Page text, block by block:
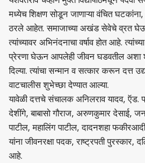
मध्येच शिक्षण सोडून जाणाऱ्या वंचित घटकांना,
ठरले आहेत. समाजाच्या अखंड सेवेचे व्रत
त्यांच्यावर अभिनंदनाचा वर्षाव होत आहे.
प्रेरणा घेऊन आपलेही जीवन घडवतील अशा
दिल्या. त्यांचा सन्मान व सत्कार करून दत्त
वाटचालीस शुभेच्छा देण्यात आल्या.
यावेळी दत्तचे संचालक अनिलराव यादव, ऍड.
देशींगे, बाबासो गौराज, अरुणकुमार देसाई,
पाटील, महालिंग पाटील, दादनशहा
यांना जीवनरक्षा पदक, राष्ट्रपती पुरस्कार,
आहे.